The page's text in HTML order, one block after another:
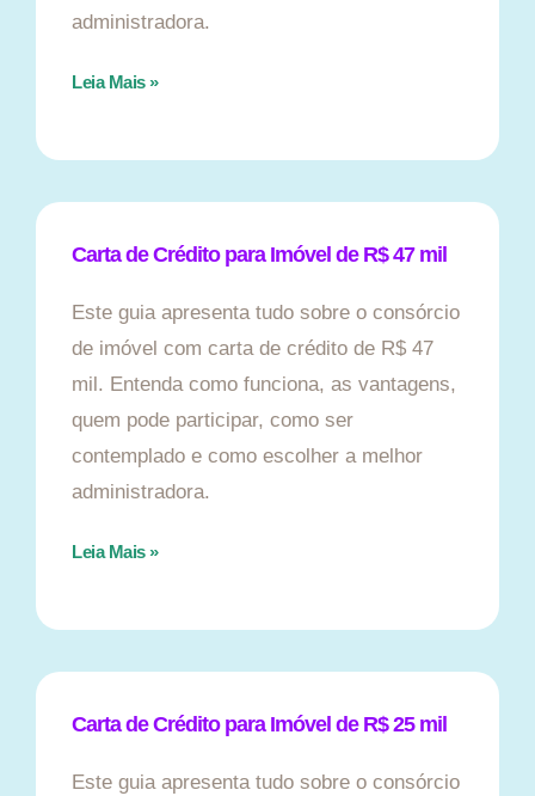
administradora.
Leia Mais »
Carta de Crédito para Imóvel de R$ 47 mil
Este guia apresenta tudo sobre o consórcio
de imóvel com carta de crédito de R$ 47
mil. Entenda como funciona, as vantagens,
quem pode participar, como ser
contemplado e como escolher a melhor
administradora.
Leia Mais »
Carta de Crédito para Imóvel de R$ 25 mil
Este guia apresenta tudo sobre o consórcio